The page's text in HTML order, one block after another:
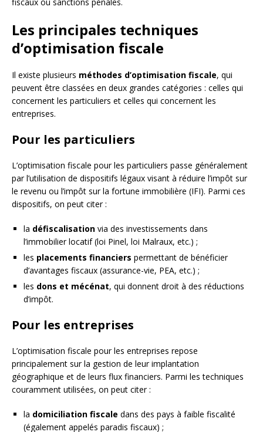
Les principales techniques
d’optimisation fiscale
Il existe plusieurs méthodes d’optimisation fiscale, qui
peuvent être classées en deux grandes catégories : celles qui
concernent les particuliers et celles qui concernent les
entreprises.
Pour les particuliers
L’optimisation fiscale pour les particuliers passe généralement
par l’utilisation de dispositifs légaux visant à réduire l’impôt sur
le revenu ou l’impôt sur la fortune immobilière (IFI). Parmi ces
dispositifs, on peut citer :
la défiscalisation via des investissements dans
l’immobilier locatif (loi Pinel, loi Malraux, etc.) ;
les placements financiers permettant de bénéficier
d’avantages fiscaux (assurance-vie, PEA, etc.) ;
les dons et mécénat, qui donnent droit à des réductions
d’impôt.
Pour les entreprises
L’optimisation fiscale pour les entreprises repose
principalement sur la gestion de leur implantation
géographique et de leurs flux financiers. Parmi les techniques
couramment utilisées, on peut citer :
la domiciliation fiscale dans des pays à faible fiscalité
(également appelés paradis fiscaux) ;